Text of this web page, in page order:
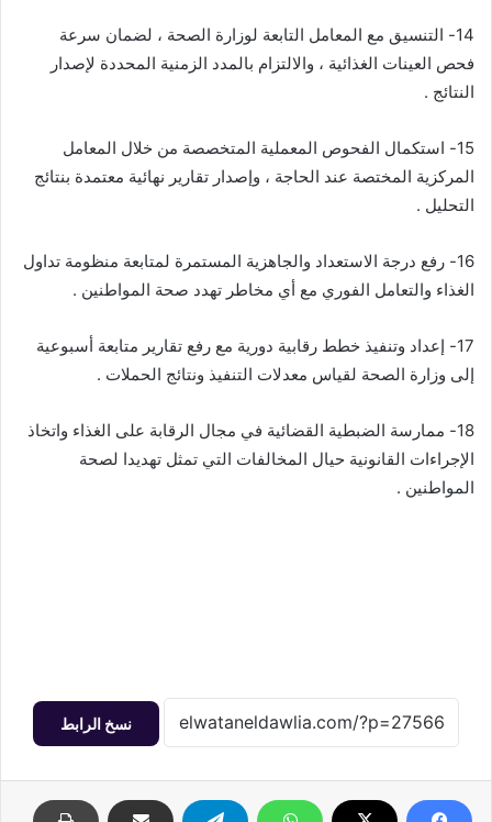
14- التنسيق مع المعامل التابعة لوزارة الصحة ، لضمان سرعة
فحص العينات الغذائية ، والالتزام بالمدد الزمنية المحددة لإصدار
النتائج .
15- استكمال الفحوص المعملية المتخصصة من خلال المعامل
المركزية المختصة عند الحاجة ، وإصدار تقارير نهائية معتمدة بنتائج
التحليل .
16- رفع درجة الاستعداد والجاهزية المستمرة لمتابعة منظومة تداول
الغذاء والتعامل الفوري مع أي مخاطر تهدد صحة المواطنين .
17- إعداد وتنفيذ خطط رقابية دورية مع رفع تقارير متابعة أسبوعية
إلى وزارة الصحة لقياس معدلات التنفيذ ونتائج الحملات .
18- ممارسة الضبطية القضائية في مجال الرقابة على الغذاء واتخاذ
الإجراءات القانونية حيال المخالفات التي تمثل تهديدا لصحة
المواطنين .
نسخ الرابط